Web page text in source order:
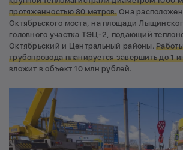
протяженностью 80 метров.Она
Октябрьского моста, на площади
головного участка ТЭЦ-2, подающий
Октябрьский и Центральный районы.
трубопровода планируется завершить до 1
вложит в объект 10 млн рублей.